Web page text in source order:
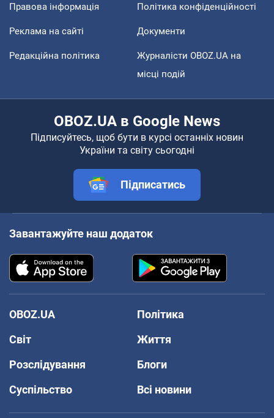
Правова інформація Політика конфіденційності
Реклама на сайті Документи
Редакційна політика
Журналісти OBOZ.UA на
місці подій
OBOZ.UA в Google News
Підписуйтесь, щоб бути в курсі останніх новин
України та світу сьогодні
Підписатись
Завантажуйте наш додаток
OBOZ.UA
Політика
Світ
Життя
Розслідування
Блоги
Суспільство
Всі новини